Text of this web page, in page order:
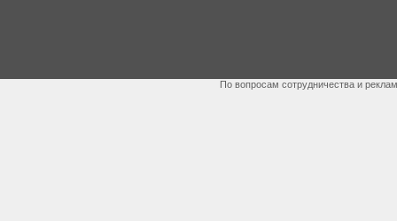
По вопросам сотрудничества и